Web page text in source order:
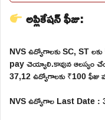
అప్లికేషన్ ఫీజు:
NVS ఉద్యోగాలకు SC, ST
pay చెయ్యాలి.కావున ఆలస్యం
37,12 ఉద్యోగాలకు ₹100 ఫీజు
NVS ఉద్యోగాల Last Date :